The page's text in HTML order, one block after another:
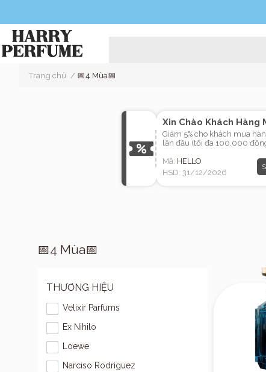
Trang chủ / 📅4 Mùa📅
Xin Chào Khách Hàng
Giảm 5% cho khách mua
lần đầu (tối đa 100.000
Mã: HELLO
HSD: 31/12/2026
📅4 Mùa📅
THƯƠNG HIỆU
Velixir Parfums
Ex Nihilo
Loewe
Narciso Rodriguez